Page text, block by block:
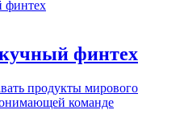
финтех